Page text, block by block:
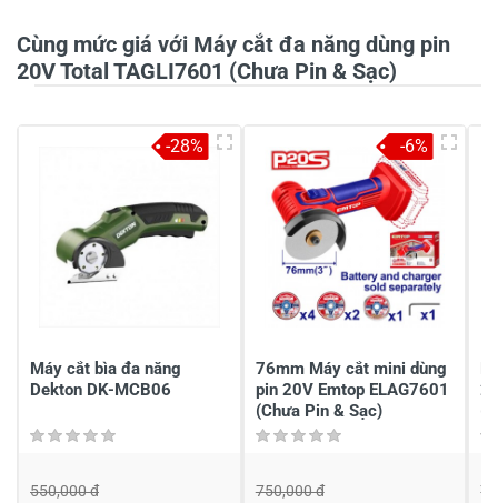
-
2
-
1
Chia sẻ nhận xét về sản phẩm
Viết nhận xét của bạn
Cùng mức giá với Máy cắt đa năng dùng pin
20V Total TAGLI7601 (Chưa Pin & Sạc)
Máy cắt bìa đa năng
Dekton DK-MCB06
550,000 đ
-28%
76mm Máy cắt mini dùng
pin 20V Emtop ELAG7601
(Chưa Pin & Sạc)
750,000 đ
-6%